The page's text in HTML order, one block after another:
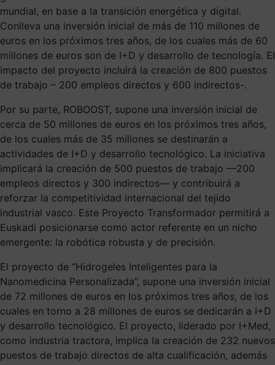
mundial, en base a la transición energética y digital.
Conlleva una inversión inicial de más de 110 millones de
euros en los próximos tres años, de los cuales más de 60
millones de euros son de I+D y desarrollo de tecnología. El
impacto del proyecto incluirá la creación de 800 puestos
de trabajo – 200 empleos directos y 600 indirectos-.
Por su parte, ROBOOST, supone una inversión inicial de
cerca de 50 millones de euros en los próximos tres años,
de los cuales más de 35 millones se destinarán a
actividades de I+D y desarrollo tecnológico. La iniciativa
implicará la creación de 500 puestos de trabajo —200
empleos directos y 300 indirectos— y contribuirá a
reforzar la competitividad internacional del tejido
industrial vasco. Este Proyecto Transformador permitirá a
Euskadi posicionarse como actor referente en un nicho
emergente: la robótica robusta y de precisión.
El proyecto de “Hidrogeles Inteligentes para la
Nanomedicina Personalizada”, supone una inversión inicial
de 72 millones de euros en los próximos tres años, de los
cuales en torno a 28 millones de euros se dedicarán a I+D
y desarrollo tecnológico. El proyecto, liderado por I+Med,
como industria tractora, implica la creación de 232 nuevos
puestos de trabajo directos de alta cualificación, además